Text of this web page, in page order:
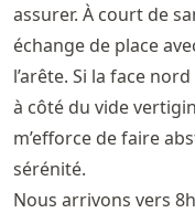
assurer. À court de
échange de place
l’arête. Si la face
à côté du vide
m’efforce de faire
sérénité.
Nous arrivons vers